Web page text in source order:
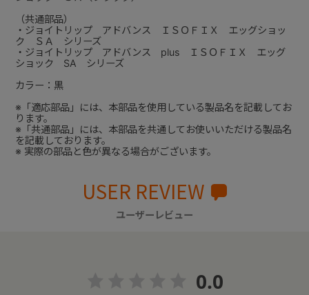
（共通部品）
・ジョイトリップ アドバンス ＩＳＯＦＩＸ エッグショッ
ク ＳＡ シリーズ
・ジョイトリップ アドバンス plus ＩＳＯＦＩＸ エッグ
ショック SA シリーズ
カラー：黒
※「適応部品」には、本部品を使用している製品名を記載してお
ります。
※「共通部品」には、本部品を共通してお使いいただける製品名
を記載しております。
※ 実際の部品と色が異なる場合がございます。
USER REVIEW
ユーザーレビュー
0.0